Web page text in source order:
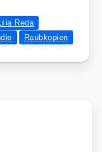
Reda
Raubkopien